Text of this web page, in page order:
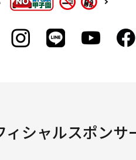
ィシャルスポンサ